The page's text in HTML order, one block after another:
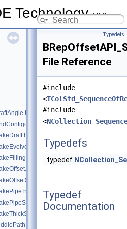
Technology7.9.0
Typedefs
File Reference
#include
<
#include
<
Typedefs
typedef
Typedef
Documentation